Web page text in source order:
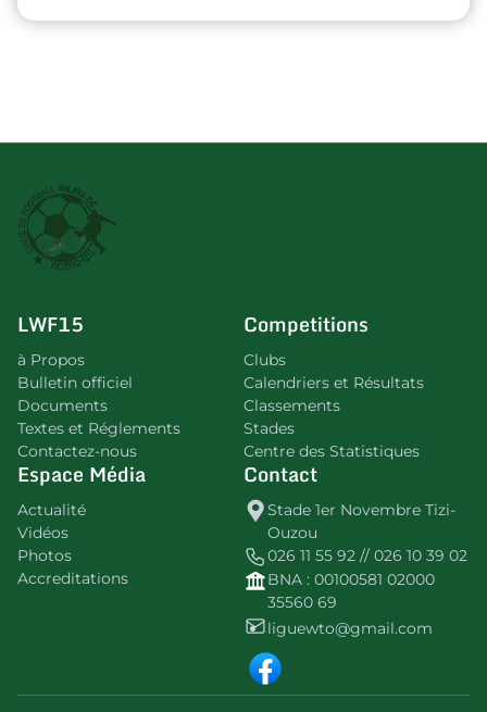
LWF15
à Propos
Bulletin officiel
Documents
Textes et Réglements
Contactez-nous
Competitions
Clubs
Calendriers et Résultats
Classements
Stades
Centre des Statistiques
Espace Média
Actualité
Vidéos
Photos
Accreditations
Contact
Stade 1er Novembre Tizi-
Ouzou
026 11 55 92 // 026 10 39 02
BNA : 00100581 02000
35560 69
liguewto@gmail.com